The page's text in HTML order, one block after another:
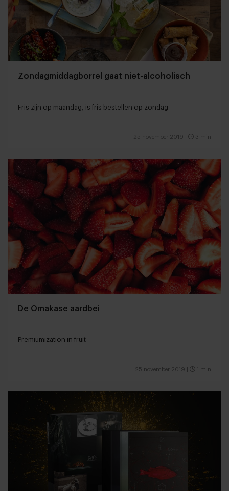
Zondagmiddagborrel gaat niet-alcoholisch
Fris zijn op maandag, is fris bestellen op zondag
25 november 2019 3 min
De Omakase aardbei
Premiumization in fruit
25 november 2019 1 min